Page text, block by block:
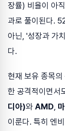
장률) 비율이 아
과로 풀이된다.
아닌, '성장과 가
다.
현재 보유 종목
한 공격적이면서
디아)와 AMD
이룬다. 특히 엔